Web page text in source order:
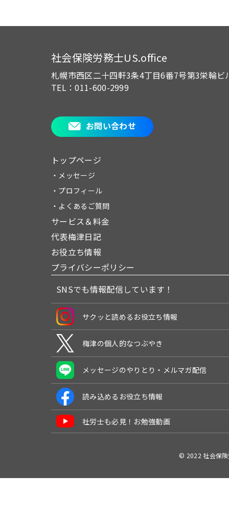
社会保険労務士US.office
札幌市西区二十四軒3条4丁目6番7号第3栄輪ビ
TEL：011-600-2999
お問い合わせ
トップページ
・メッセージ
・プロフィール
・よくあるご質問
サービス＆料金
代表梅津日記
お役立ち情報
プライバシーポリシー
SNSでも情報配信しています！
サクッと読めるお役立ち情報
梅津の個人的なつぶやき
メッセージのやりとり・メルマガ配信
読み込めるお役立ち情報
社労士も必見！お勉強動画
© 2022 社会保